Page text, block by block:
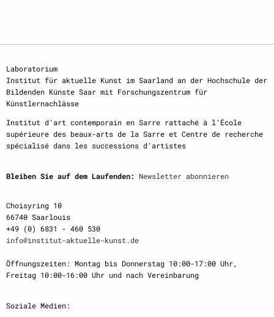
Laboratorium
Institut für aktuelle Kunst im Saarland an der Hochschule der
Bildenden Künste Saar mit Forschungszentrum für
Künstlernachlässe
Institut d‘art contemporain en Sarre rattaché à l‘École
supérieure des beaux-arts de la Sarre et Centre de recherche
spécialisé dans les successions d‘artistes
Bleiben Sie auf dem Laufenden: Newsletter abonnieren
Choisyring 10
66740 Saarlouis
+49 (0) 6831 - 460 530
info@institut-aktuelle-kunst.de
Öffnungszeiten: Montag bis Donnerstag 10:00-17:00 Uhr,
Freitag 10:00-16:00 Uhr und nach Vereinbarung
Soziale Medien: